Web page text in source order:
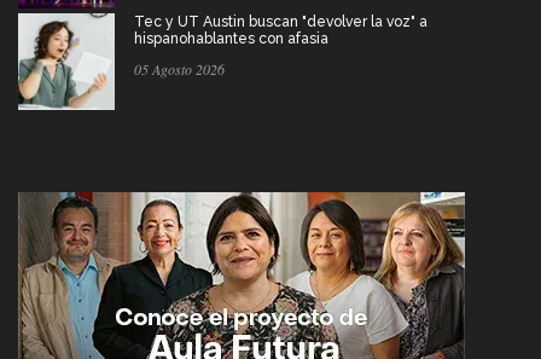
Tec y UT Austin buscan "devolver la voz" a
hispanohablantes con afasia
05 Agosto 2026